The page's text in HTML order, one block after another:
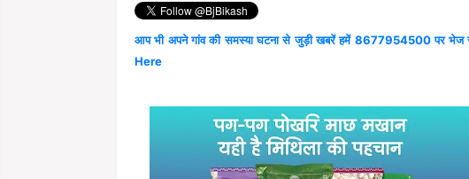
आप भी अपने गांव की समस्या घटना से जुड़ी खबरें हमें 8677954500 पर
Here